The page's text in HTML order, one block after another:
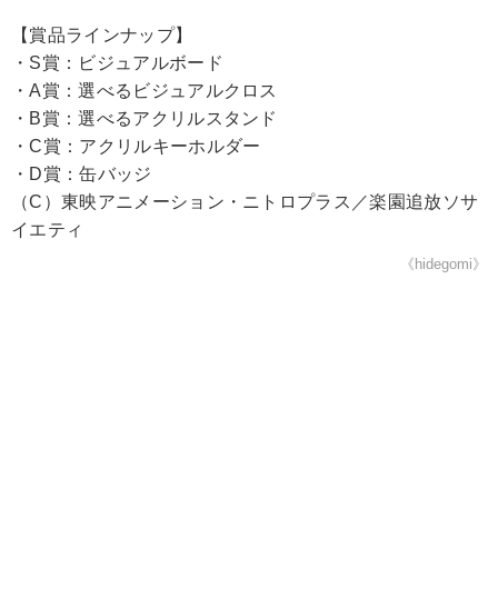
【賞品ラインナップ】
・S賞：ビジュアルボード
・A賞：選べるビジュアルクロス
・B賞：選べるアクリルスタンド
・C賞：アクリルキーホルダー
・D賞：缶バッジ
（C）東映アニメーション・ニトロプラス／楽園追放ソサ
イエティ
《hidegomi》